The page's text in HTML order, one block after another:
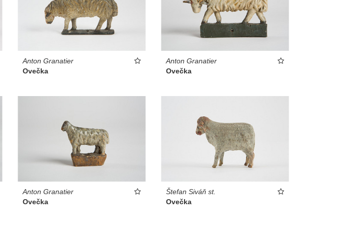
Anton Granatier
Ovečka
Anton Granatier
Ovečka
Anton Granatier
Ovečka
Štefan Siváň st.
Ovečka